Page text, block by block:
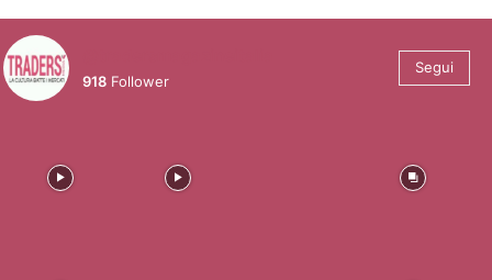
918 Follower
Segui